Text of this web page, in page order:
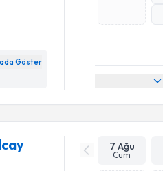
Göster
7 Ağu
Cum